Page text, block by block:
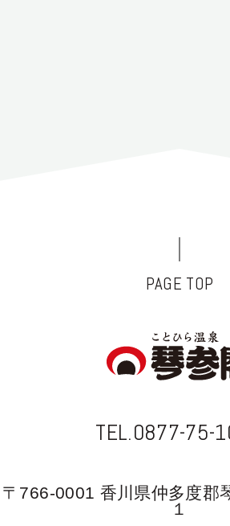
PAGE TOP
TEL.0877-75-
〒766-0001 香川県仲多度郡
１